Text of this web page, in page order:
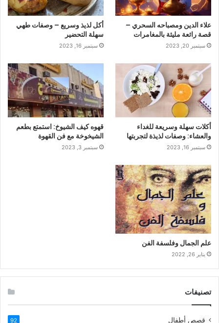
علاء الدين ومصباحه السحري –
قصة رائعة مليئة بالمغامرات
سبتمبر 20, 2023
أكل لذيذ وسريع – وصفات طهي
سهلة التحضير
سبتمبر 16, 2023
أكلات سهلة وسريعة للغداء
والعشاء: وصفات لذيذة لتجربتها
سبتمبر 16, 2023
قهوه كيف الشيوخ: استمتع بطعم
الشيخوخة مع فن القهوة
سبتمبر 3, 2023
علم الجمال وفلسفة الفن
يناير 26, 2022
تصنيفات
قصص أطفال 92